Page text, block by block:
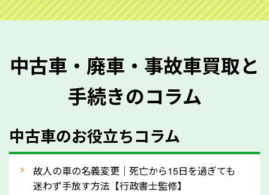
ご準備ください。車検証があることで車両状態や年式
質問させていただく内容は以下の通りとなります。
メーカー／車種
型式／グレード
走行距離（例：約〇万キロ）
車検の満了日
内装や外装の状態
中古車・廃車・事故車買取と
手続きのコラム
中古車のお役立ちコラム
故人の車の名義変更｜死亡から15日を過ぎても
迷わず手放す方法【行政書士監修】